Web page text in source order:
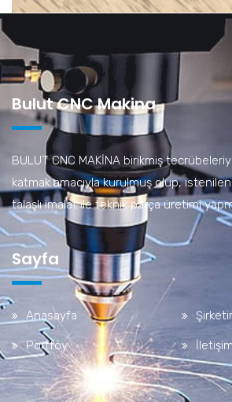
Bulut CNC Makina
BULUT CNC MAKİNA birikmiş
katmak amacıyla kurulmuş olup,
talaşlı imalat ile teknik parça üretimi
Sayfa
Anasayfa
Portföy İletişim